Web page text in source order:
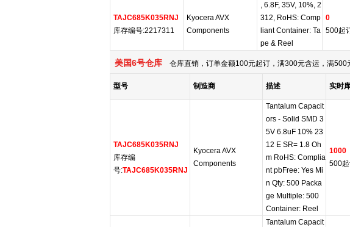
TAJC685K035RNJ
库存编号:2217311
Kyocera AVX
Components
, 6.8F, 35V, 10%, 2
312, RoHS: Comp
liant Container: Ta
pe & Reel
0
500起
美国6号仓库 仓库直销，订单金额100元起订，满300元含运，满
型号 制造商 描述 实时
TAJC685K035RNJ
库存编
号:TAJC685K035RNJ
Kyocera AVX
Components
Tantalum Capacit
ors - Solid SMD 3
5V 6.8uF 10% 23
12 E SR= 1.8 Oh
m RoHS: Complia
nt pbFree: Yes Mi
n Qty: 500 Packa
ge Multiple: 500
Container: Reel
1000
500
Tantalum Capacit